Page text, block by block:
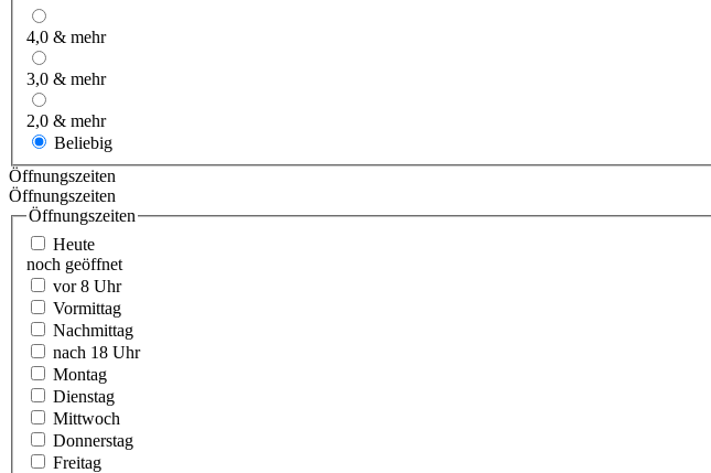
4,0 & mehr
3,0 & mehr
2,0 & mehr
Beliebig
Öffnungszeiten
Öffnungszeiten
Öffnungszeiten
Heute
noch geöffnet
vor 8 Uhr
Vormittag
Nachmittag
nach 18 Uhr
Montag
Dienstag
Mittwoch
Donnerstag
Freitag